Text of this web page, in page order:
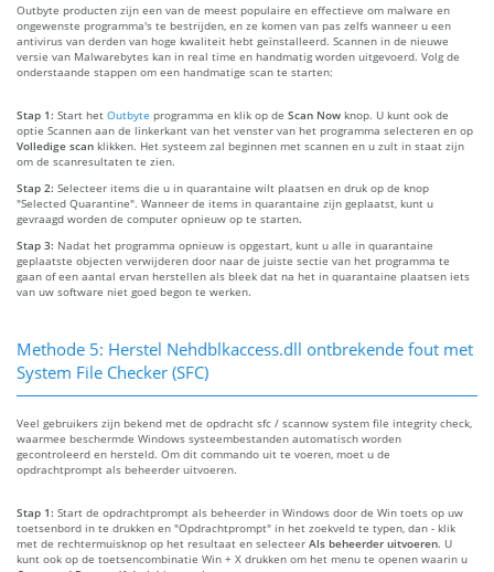
Outbyte producten zijn een van de meest populaire en effectieve om malware en
ongewenste programma's te bestrijden, en ze komen van pas zelfs wanneer u een
antivirus van derden van hoge kwaliteit hebt geïnstalleerd. Scannen in de nieuwe
versie van Malwarebytes kan in real time en handmatig worden uitgevoerd. Volg de
onderstaande stappen om een handmatige scan te starten:
Stap 1: Start het Outbyte programma en klik op de Scan Now knop. U kunt ook de
optie Scannen aan de linkerkant van het venster van het programma selecteren en op
Volledige scan klikken. Het systeem zal beginnen met scannen en u zult in staat zijn
om de scanresultaten te zien.
Stap 2: Selecteer items die u in quarantaine wilt plaatsen en druk op de knop
"Selected Quarantine". Wanneer de items in quarantaine zijn geplaatst, kunt u
gevraagd worden de computer opnieuw op te starten.
Stap 3: Nadat het programma opnieuw is opgestart, kunt u alle in quarantaine
geplaatste objecten verwijderen door naar de juiste sectie van het programma te
gaan of een aantal ervan herstellen als bleek dat na het in quarantaine plaatsen iets
van uw software niet goed begon te werken.
Methode 5: Herstel Nehdblkaccess.dll ontbrekende fout met
System File Checker (SFC)
Veel gebruikers zijn bekend met de opdracht sfc / scannow system file integrity check,
waarmee beschermde Windows systeembestanden automatisch worden
gecontroleerd en hersteld. Om dit commando uit te voeren, moet u de
opdrachtprompt als beheerder uitvoeren.
Stap 1: Start de opdrachtprompt als beheerder in Windows door de Win toets op uw
toetsenbord in te drukken en "Opdrachtprompt" in het zoekveld te typen, dan - klik
met de rechtermuisknop op het resultaat en selecteer Als beheerder uitvoeren. U
kunt ook op de toetsencombinatie Win + X drukken om het menu te openen waarin u